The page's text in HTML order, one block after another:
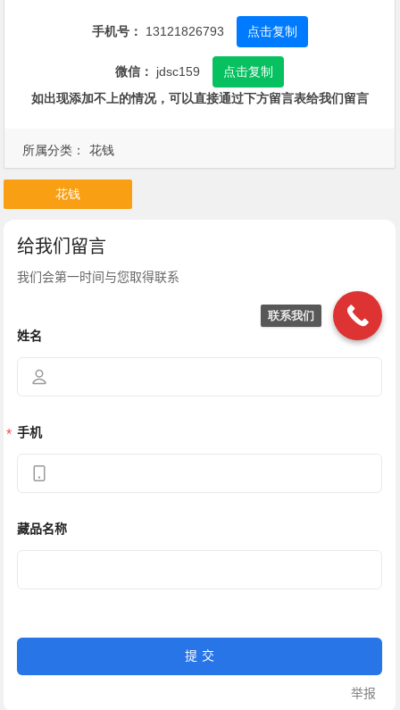
所属分类： 花钱
手机号： 13121826793 点击复制
微信： jdsc159
点击复制
如出现添加不上的情况，可以直接通过下方留言表给我们留言
花钱
联系我们